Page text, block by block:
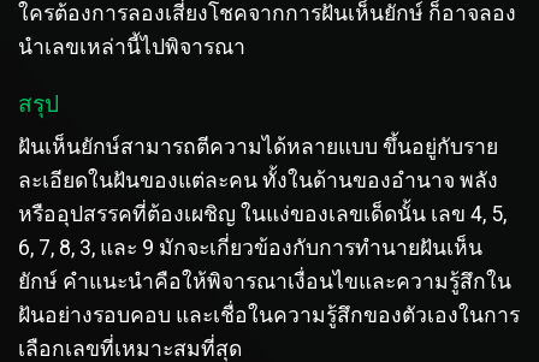
ใครต้องการลองเสี่ยงโชคจากการฝันเห็นยักษ์ ก็อาจลอง
นำเลขเหล่านี้ไปพิจารณา
สรุป
ฝันเห็นยักษ์สามารถตีความได้หลายแบบ ขึ้นอยู่กับราย
ละเอียดในฝันของแต่ละคน ทั้งในด้านของอำนาจ พลัง
หรืออุปสรรคที่ต้องเผชิญ ในแง่ของเลขเด็ดนั้น เลข 4, 5,
6, 7, 8, 3, และ 9 มักจะเกี่ยวข้องกับการทำนายฝันเห็น
ยักษ์ คำแนะนำคือให้พิจารณาเงื่อนไขและความรู้สึกใน
ฝันอย่างรอบคอบ และเชื่อในความรู้สึกของตัวเองในการ
เลือกเลขที่เหมาะสมที่สุด